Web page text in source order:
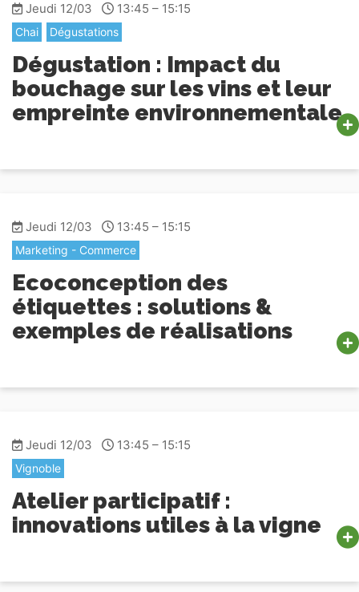
Jeudi 12/03 13:45 – 15:15
Chai Dégustations
Dégustation : Impact du
bouchage sur les vins et leur
empreinte environnementale
Jeudi 12/03 13:45 – 15:15
Marketing - Commerce
Ecoconception des
étiquettes : solutions &
exemples de réalisations
Jeudi 12/03 13:45 – 15:15
Vignoble
Atelier participatif :
innovations utiles à la vigne